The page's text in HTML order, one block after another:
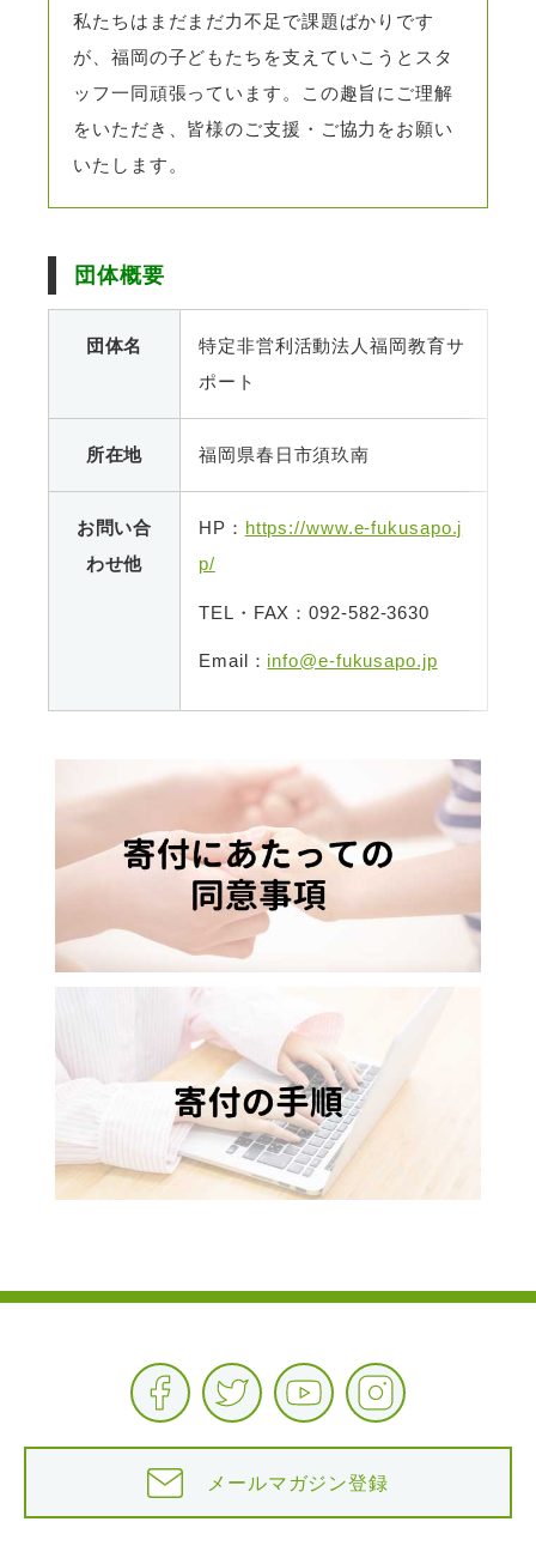
私たちはまだまだ力不足で課題ばかりです
が、福岡の子どもたちを支えていこうとスタ
ッフ一同頑張っています。この趣旨にご理解
をいただき、皆様のご支援・ご協力をお願い
いたします。
団体概要
団体名
特定非営利活動法人福岡教育サ
ポート
所在地 福岡県春日市須玖南
お問い合
わせ他
HP： https://www.e-fukusapo.j
p/
TEL・FAX：092-582-3630
Email： info@e-fukusapo.jp
メールマガジン登録